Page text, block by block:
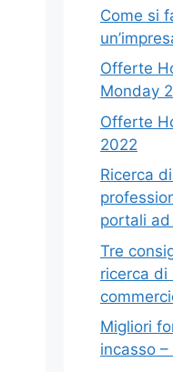
Come si
Offerte
Monday
Offerte
2022
Ricerca
portali
Tre
ricerca di
Migliori
incasso –